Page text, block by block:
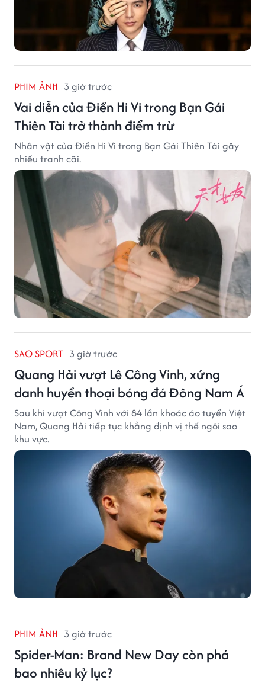
PHIM ẢNH 3 giờ trước
Vai diễn của Điền Hi Vi trong Bạn Gái
Thiên Tài trở thành điểm trừ
Nhân vật của Điền Hi Vi trong Bạn Gái Thiên Tài gây
nhiều tranh cãi.
SAO SPORT 3 giờ trước
Quang Hải vượt Lê Công Vinh, xứng
danh huyền thoại bóng đá Đông Nam Á
Sau khi vượt Công Vinh với 84 lần khoác áo tuyển Việt
Nam, Quang Hải tiếp tục khẳng định vị thế ngôi sao
khu vực.
PHIM ẢNH 3 giờ trước
Spider-Man: Brand New Day còn phá
bao nhiêu kỷ lục?